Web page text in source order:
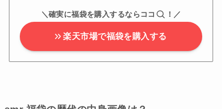
＼確実に福袋を購入するならココ ！／
楽天市場で福袋を購入する